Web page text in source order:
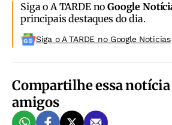
Siga o A TARDE noGoogle
principais destaques do dia.
Siga o A TARDE no Google Noticias
Compartilhe essa notícia
amigos